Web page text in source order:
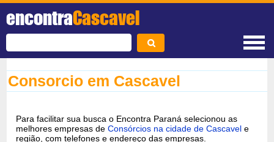
encontraCascavel
Consorcio em Cascavel
Para facilitar sua busca o Encontra Paraná selecionou as
melhores empresas deConsórcios na cidade de Cascavel e
região, com telefones e endereço das empresas.